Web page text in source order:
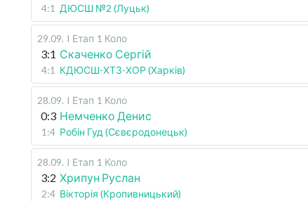
4:1 ДЮСШ №2 (Луцьк)
29.09. I Етап 1 Коло
3:1 Скаченко Сергій
4:1 КДЮСШ-ХТЗ-ХОР (Харків)
28.09. I Етап 1 Коло
0:3 Немченко Денис
1:4 Робін Гуд (Сєвєродонецьк)
28.09. I Етап 1 Коло
3:2 Хрипун Руслан
2:4 Вікторія (Кропивницький)